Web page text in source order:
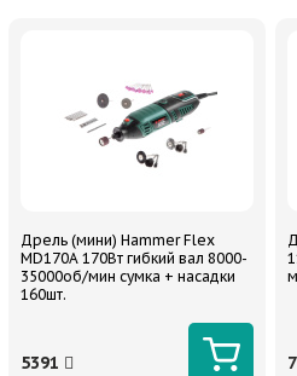
Дрель (мини) Hammer Flex
MD170A 170Вт гибкий вал 8000-
35000об/мин сумка + насадки
160шт.
5391